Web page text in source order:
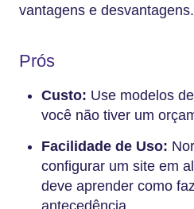
vantagens e desvantagens.
Prós
Custo: Use modelos
você não tiver um
Facilidade de Uso:
configurar um site em
deve aprender como
antecedência.